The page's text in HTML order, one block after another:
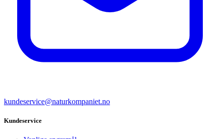
kundeservice@naturkompaniet.no
Kundeservice